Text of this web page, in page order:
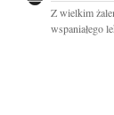
Z wielkim
wspaniałego